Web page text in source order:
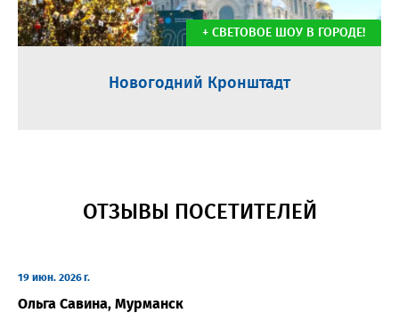
Новогодний Кронштадт
+ СВЕТОВОЕ ШОУ В ГОРОДЕ!
ОТЗЫВЫ ПОСЕТИТЕЛЕЙ
19 июн. 2026 г.
Ольга Савина, Мурманск